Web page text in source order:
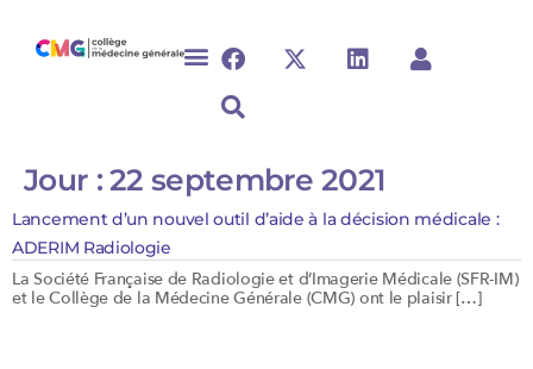
Jour :22 septembre 2021
Lancement d’un nouvel outil d’aide à la décision médicale :
ADERIM Radiologie
La Société Française de Radiologie et d’Imagerie Médicale (SFR-IM)
et le Collège de la Médecine Générale (CMG) ont le plaisir […]